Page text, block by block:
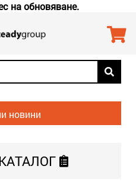
на обновяване.
новини
КАТАЛОГ